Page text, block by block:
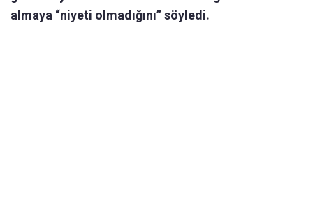
almaya “niyeti olmadığını” söyledi.